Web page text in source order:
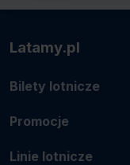
Latamy.pl
Bilety lotnicze
Promocje
Linie lotnicze